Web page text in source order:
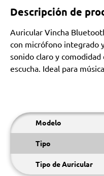
Descripción de
Auricular Vincha
con micrófono integrado
sonido claro y
escucha. Ideal para
Modelo
Tipo
Tipo de Auricular